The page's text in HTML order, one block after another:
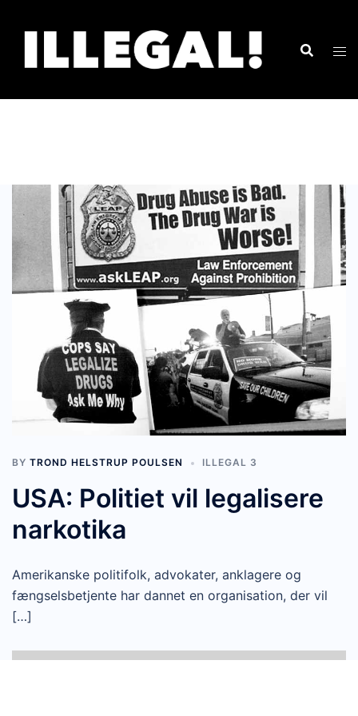
BY TROND HELSTRUP POULSEN ILLEGAL 3
USA: Politiet vil legalisere
narkotika
Amerikanske politifolk, advokater, anklagere og
fængselsbetjente har dannet en organisation, der vil
[…]